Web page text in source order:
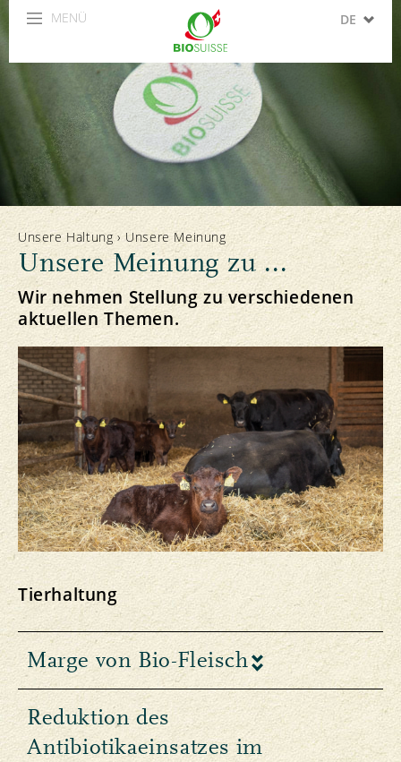
MENÜ DE
ES
Unsere Haltung › Unsere Meinung
Unsere Meinung zu ...
Wir nehmen Stellung zu verschiedenen
aktuellen Themen.
Tierhaltung
Marge von Bio-Fleisch
Reduktion des
Antibiotikaeinsatzes im